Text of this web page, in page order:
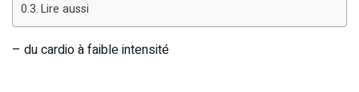
Lire aussi
– du cardio à faible intensité